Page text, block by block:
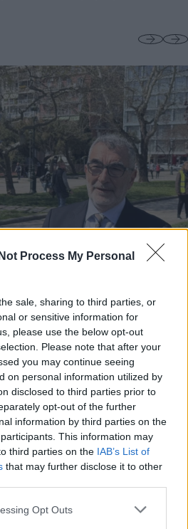
Process My Personal
sale, sharing to third parties, or
or sensitive information for
please use the below opt-out
Please note that after your
you may continue seeing
on personal information utilized by
disclosed to third parties prior to
opt-out of the further
information by third parties on the
This information may
third parties on the IAB’s List of
that may further disclose it to other
app uses one or more Google
Opt Outs
έδωσαν εκπρόσωποι από τις
από την αρχή του πολέμου ζουν
και εκπρόσωποι από την
και την Μονή Βλατάδων.
emakedonia.grστην
τηςGoogle
το στηνGoogle